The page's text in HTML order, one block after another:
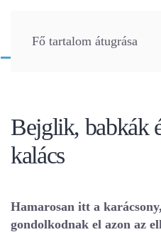
Fő tartalom átugrása
Bejglik, babkák
kalács
Hamarosan itt a
gondolkodnak el azon az